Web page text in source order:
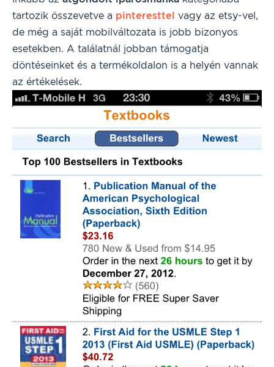
tartozik összevetve a pinteresttel vagy az etsy-vel,
de még a saját mobilváltozata is jobb bizonyos
esetekben. A találatnál jobban támogatja
döntéseinket és a termékoldalon is a helyén vannak
az értékelések.